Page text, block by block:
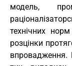
модель,
технічних
розцінки
впровадження.